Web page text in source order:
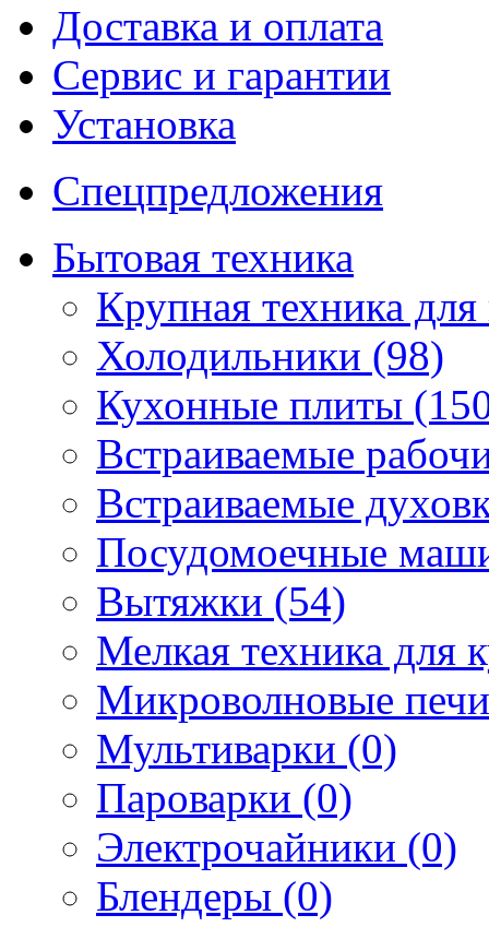
Доставка и оплата
Сервис и гарантии
Установка
Спецпредложения
Бытовая техника
Крупная техника
Холодильники (98)
Кухонные плиты
Встраиваемые
Встраиваемые
Посудомоечные
Вытяжки (54)
Мелкая техника для
Микроволновые
Мультиварки (0)
Пароварки (0)
Электрочайники (0)
Блендеры (0)